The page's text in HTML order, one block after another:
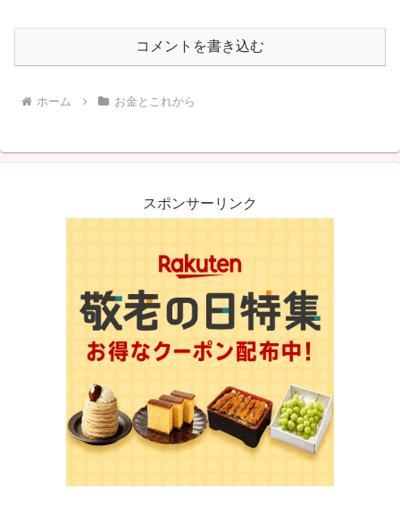
コメントを書き込む
ホーム お金とこれから
スポンサーリンク